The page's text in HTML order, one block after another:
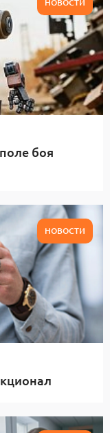
НОВОСТИ
боя
НОВОСТИ